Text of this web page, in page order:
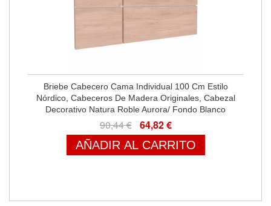
Briebe Cabecero Cama Individual 100 Cm Estilo
Nórdico, Cabeceros De Madera Originales, Cabezal
Decorativo Natura Roble Aurora/ Fondo Blanco
90,44 € 64,82 €
AÑADIR AL CARRITO